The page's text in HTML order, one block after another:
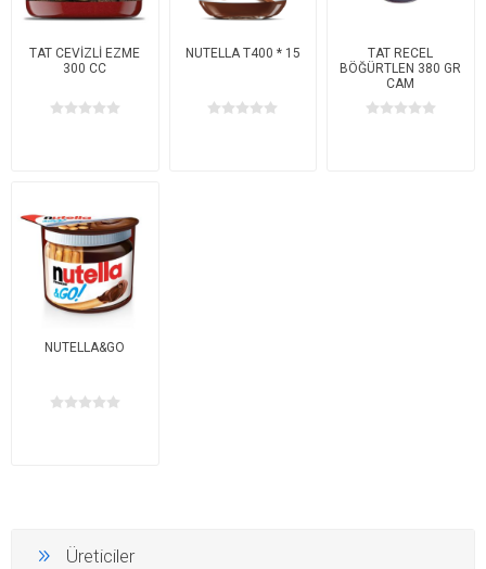
TAT CEVİZLİ EZME
300 CC
NUTELLA T400 * 15
TAT RECEL
BÖĞÜRTLEN 380 GR
CAM
NUTELLA&GO
Üreticiler